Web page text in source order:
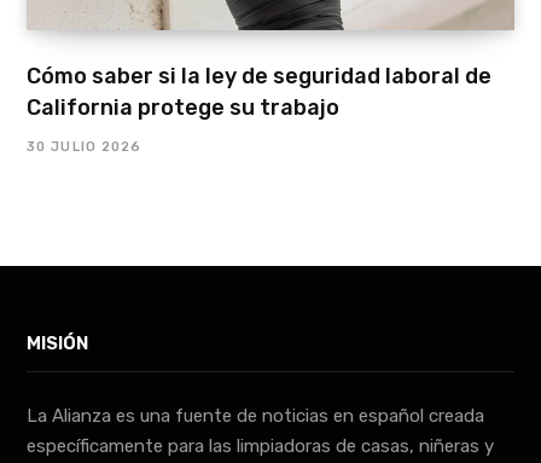
Cómo saber si la ley de seguridad laboral de
California protege su trabajo
30 JULIO 2026
MISIÓN
La Alianza es una fuente de noticias en español creada
específicamente para las limpiadoras de casas, niñeras y